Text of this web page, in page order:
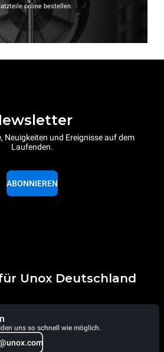
online bestellen.
Neuigkeiten und Ereignisse auf dem
Laufenden.
ABONNIEREN
Unox Deutschland
uns so schnell wie möglich.